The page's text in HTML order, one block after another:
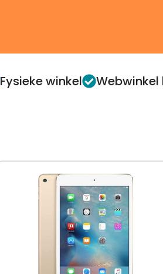
Fysieke winkel Webwinkel